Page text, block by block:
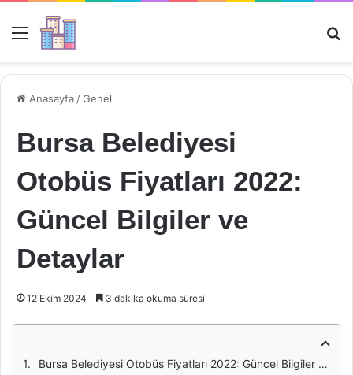
Menü
Anasayfa /Genel
Bursa Belediyesi
Otobüs Fiyatları 2022:
Güncel Bilgiler ve
Detaylar
12 Ekim 2024 3 dakika okuma süresi
Bursa Belediyesi Otobüs Fiyatları 2022: Güncel Bilgiler ve Detaylar